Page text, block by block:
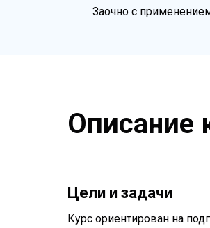
Заочно с
Описание
Цели и задачи
Курс ориентирован на